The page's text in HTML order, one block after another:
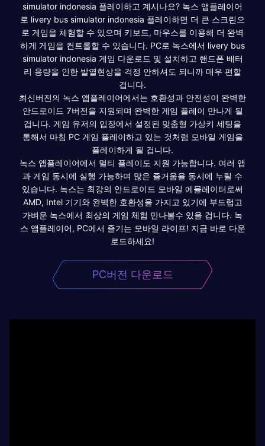
simulator indonesia 플레이하고 계시나요? 녹스 앱플레이어
로 livery bus simulator indonesia 플레이하면 더 큰 스크린으
로 게임을 체험할 수 있으며 키보드, 마우스를 이용해 더 완벽
하게 게임을 컨트롤할 수 있습니다. PC로 녹스에서 livery bus
simulator indonesia 게임 다운로드 및 설치하고 핸드폰 배터
리 용량을 인한 발열현상을 걱정 안하셔도 되니까 매우 편할
겁니다.
최신버전의 녹스 앱플레이어에서는 호환성과 안전성이 완벽한
안드로이드 7버전을 지원되며 완벽한 게임 플레이 만나게 될
겁니다. 게임 유저의 입장에서 설정된 맞춤형 가상키 세팅을
통해서 마침 PC 게임 플레이하고 있는 것처럼 모바일 게임을
플레이하게 될 겁니다.
녹스 앱플레이어에서 멀티 플레이도 지원 가능합니다. 여러 앱
과 게임 동시에 실행 가능하며 많은 즐거움을 동시에 누릴 수
있습니다. 녹스는 최강의 안드로이드 모바일 에뮬레이터로써
AMD, Intel 기기와 완벽한 호환성을 가지고 있기에 부드럽고
가벼운 녹스에서 최상의 게임 체험 만나볼수 있을 겁니다. 녹
스 앱플레이어, PC에서 즐기는 모바일 라이프! 지금 바로 다운
로드하세요!
PC버전 다운로드